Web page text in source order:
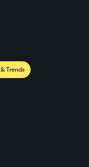
Trends